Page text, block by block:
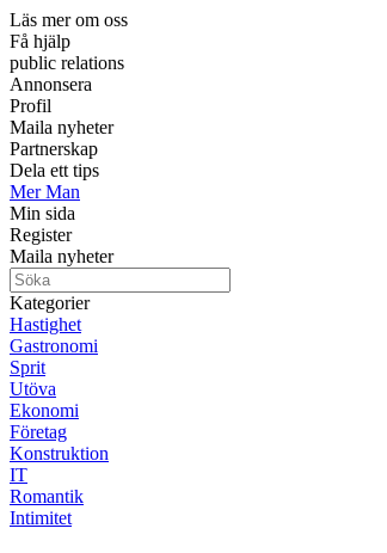
Läs mer om oss
Få hjälp
public relations
Annonsera
Profil
Maila nyheter
Partnerskap
Dela ett tips
Mer Man
Min sida
Register
Maila nyheter
Kategorier
Hastighet
Gastronomi
Sprit
Utöva
Ekonomi
Företag
Konstruktion
IT
Romantik
Intimitet